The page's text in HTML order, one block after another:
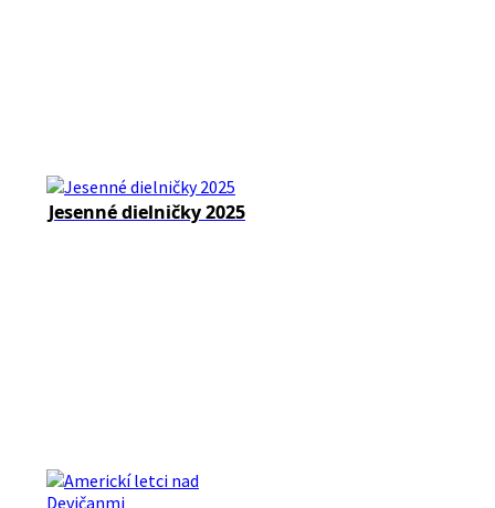
Jesenné dielničky 2025